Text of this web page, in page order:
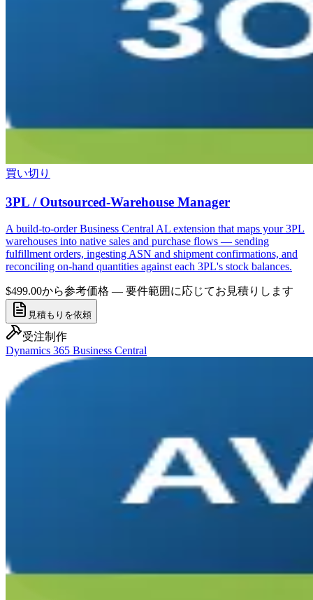
買い切り
3PL / Outsourced-Warehouse Manager
A build-to-order Business Central AL extension that maps your 3PL
warehouses into native sales and purchase flows — sending
fulfillment orders, ingesting ASN and shipment confirmations, and
reconciling on-hand quantities against each 3PL's stock balances.
$499.00から参考価格 — 要件範囲に応じてお見積りします
見積もりを依頼
受注制作
Dynamics 365 Business Central